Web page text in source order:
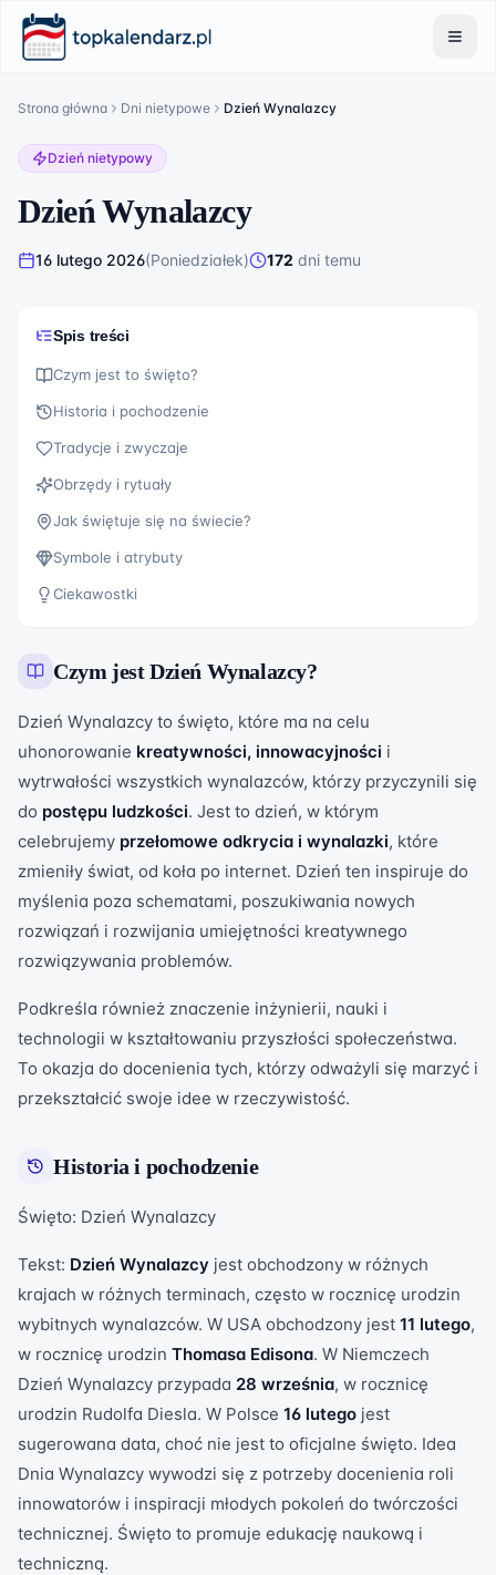
Strona główna Dni nietypowe Dzień Wynalazcy
Dzień nietypowy
Dzień Wynalazcy
16 lutego 2026(Poniedziałek) 172 dni temu
Spis treści
Czym jest to święto?
Historia i pochodzenie
Tradycje i zwyczaje
Obrzędy i rytuały
Jak świętuje się na świecie?
Symbole i atrybuty
Ciekawostki
Czym jestDzień Wynalazcy?
Dzień Wynalazcy to święto, które ma na celu
uhonorowanie kreatywności, innowacyjności i
wytrwałości wszystkich wynalazców, którzy przyczynili się
do postępu ludzkości. Jest to dzień, w którym
celebrujemy przełomowe odkrycia i wynalazki, które
zmieniły świat, od koła po internet. Dzień ten inspiruje do
myślenia poza schematami, poszukiwania nowych
rozwiązań i rozwijania umiejętności kreatywnego
rozwiązywania problemów.
Podkreśla również znaczenie inżynierii, nauki i
technologii w kształtowaniu przyszłości społeczeństwa.
To okazja do docenienia tych, którzy odważyli się marzyć i
przekształcić swoje idee w rzeczywistość.
Historia i pochodzenie
Święto: Dzień Wynalazcy
Tekst: Dzień Wynalazcy jest obchodzony w różnych
krajach w różnych terminach, często w rocznicę urodzin
wybitnych wynalazców. W USA obchodzony jest 11 lutego,
w rocznicę urodzin Thomasa Edisona. W Niemczech
Dzień Wynalazcy przypada 28 września, w rocznicę
urodzin Rudolfa Diesla. W Polsce 16 lutego jest
sugerowana data, choć nie jest to oficjalne święto. Idea
Dnia Wynalazcy wywodzi się z potrzeby docenienia roli
innowatorów i inspiracji młodych pokoleń do twórczości
technicznej. Święto to promuje edukację naukową i
techniczną.